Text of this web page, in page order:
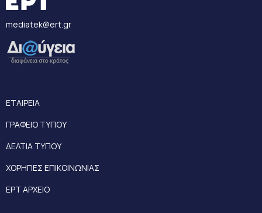
mediatek@ert.gr
ΕΤΑΙΡΕΙΑ
ΓΡΑΦΕΙΟ ΤΥΠΟΥ
ΔΕΛΤΙΑ ΤΥΠΟΥ
ΧΟΡΗΓΙΕΣ ΕΠΙΚΟΙΝΩΝΙΑΣ
ΕΡΤ ΑΡΧΕΙΟ